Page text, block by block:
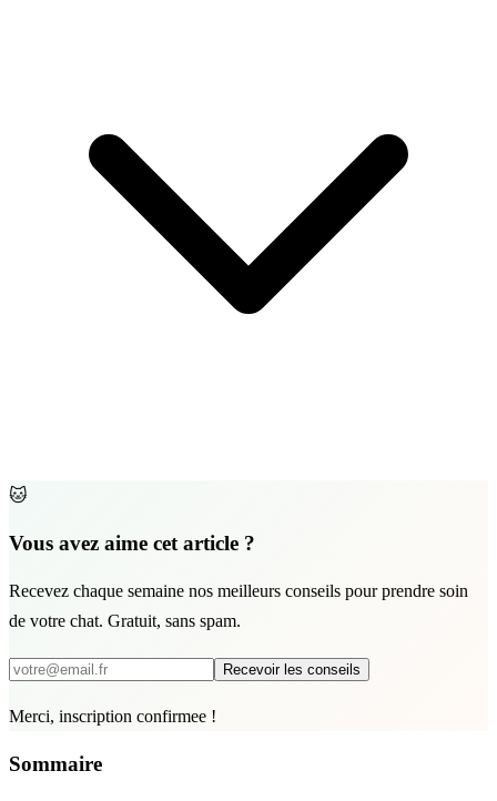
🐱
Vous avez aime cet article ?
Recevez chaque semaine nos meilleurs conseils pour prendre soin
de votre chat. Gratuit, sans spam.
Recevoir les conseils
Merci, inscription confirmee !
Sommaire